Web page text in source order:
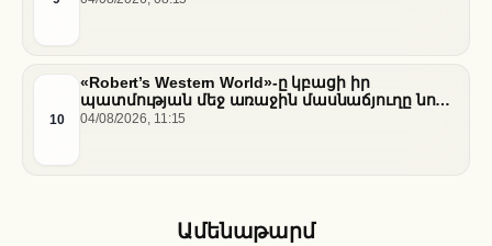
10
«Robert’s Western World»-ը կբացի իր
պատմության մեջ առաջին մասնաճյուղը նոր
«Nissan Stadium» մարզադաշտում
04/08/2026, 11:15
Ամենաթարմ